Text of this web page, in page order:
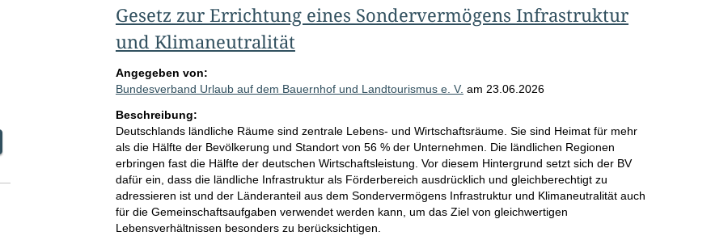
Selektion Anzahl der zu einem einzelnen RV abgegebenen Stellungnahmen/Gutachten
Gesetz zur Errichtung eines Sondervermögens Infrastruktur
und Klimaneutralität
Angegeben von:
Bundesverband Urlaub auf dem Bauernhof und Landtourismus e. V. am 23.06.2026
Beschreibung:
Deutschlands ländliche Räume sind zentrale Lebens- und Wirtschaftsräume. Sie sind Heimat für mehr
als die Hälfte der Bevölkerung und Standort von 56 % der Unternehmen. Die ländlichen Regionen
erbringen fast die Hälfte der deutschen Wirtschaftsleistung. Vor diesem Hintergrund setzt sich der BV
dafür ein, dass die ländliche Infrastruktur als Förderbereich ausdrücklich und gleichberechtigt zu
adressieren ist und der Länderanteil aus dem Sondervermögens Infrastruktur und Klimaneutralität auch
für die Gemeinschaftsaufgaben verwendet werden kann, um das Ziel von gleichwertigen
Lebensverhältnissen besonders zu berücksichtigen.